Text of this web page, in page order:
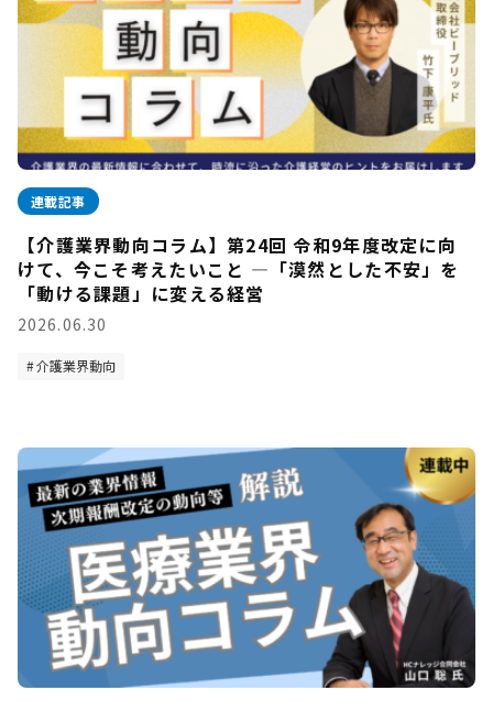
連載記事
【介護業界動向コラム】第24回 令和9年度改定に向
けて、今こそ考えたいこと —「漠然とした不安」を
「動ける課題」に変える経営
2026.06.30
介護業界動向